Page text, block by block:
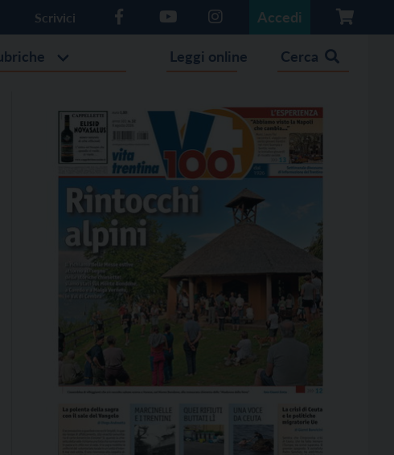
Scrivici Accedi
Leggi online Cerca